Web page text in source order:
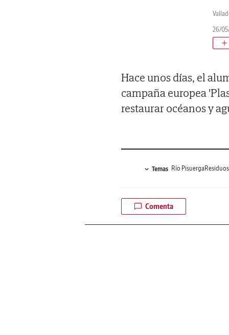
26/
Hace unos días, el
campaña europea
restaurar océanos y
Temas Río Pisuerga Residuos
Comenta